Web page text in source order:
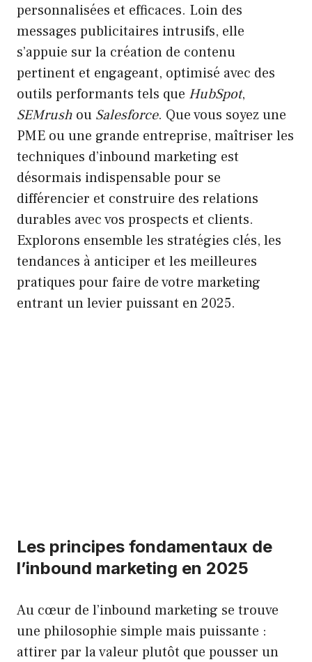
personnalisées et efficaces. Loin des
messages publicitaires intrusifs, elle
s’appuie sur la création de contenu
pertinent et engageant, optimisé avec des
outils performants tels que HubSpot,
SEMrush ou Salesforce. Que vous soyez une
PME ou une grande entreprise, maîtriser les
techniques d’inbound marketing est
désormais indispensable pour se
différencier et construire des relations
durables avec vos prospects et clients.
Explorons ensemble les stratégies clés, les
tendances à anticiper et les meilleures
pratiques pour faire de votre marketing
entrant un levier puissant en 2025.
Les principes fondamentaux de
l’inbound marketing en 2025
Au cœur de l’inbound marketing se trouve
une philosophie simple mais puissante :
attirer par la valeur plutôt que pousser un